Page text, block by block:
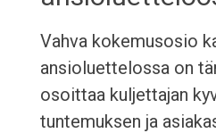
Vahva kokemusosio
ansioluettelossa on
osoittaa kuljettajan
tuntemuksen ja